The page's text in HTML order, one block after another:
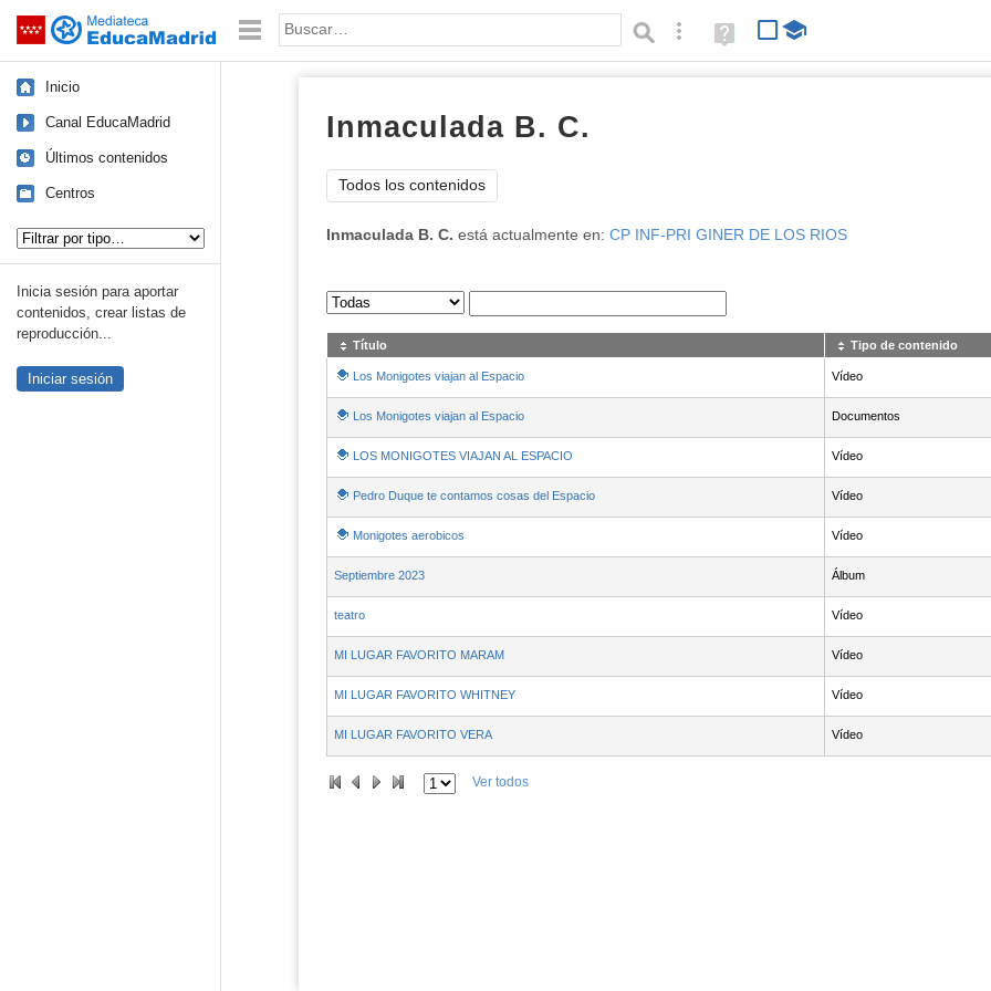
Saltar navegación Palabra o frase: Búsqueda avanzada
Ayuda
(en
Inicio
Canal EducaMadrid
Últimos contenidos
Centros
Inicia sesión para aportar
contenidos, crear listas de
reproducción...
Iniciar sesión
Inmaculada B. C.
Todos los contenidos
Inmaculada B. C. está actualmente en: CP INF-PRI GINER DE LOS RIOS
Sus archivos
Título Tipo de contenido
Los Monigotes viajan al Espacio Vídeo
Los Monigotes viajan al Espacio Documentos
LOS MONIGOTES VIAJAN AL ESPACIO Vídeo
Pedro Duque te contamos cosas del Espacio Vídeo
Monigotes aerobicos Vídeo
Septiembre 2023 Álbum
teatro Vídeo
MI LUGAR FAVORITO MARAM Vídeo
MI LUGAR FAVORITO WHITNEY Vídeo
MI LUGAR FAVORITO VERA Vídeo
Ver todos